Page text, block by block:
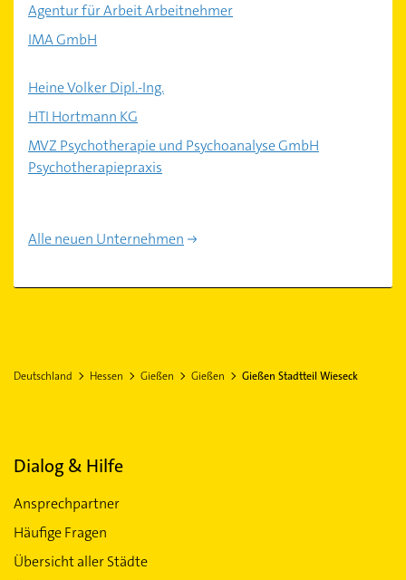
Agentur für Arbeit Arbeitnehmer
IMA GmbH
Heine Volker Dipl.-Ing.
HTI Hortmann KG
MVZ Psychotherapie und Psychoanalyse GmbH
Psychotherapiepraxis
Alle neuen Unternehmen
Deutschland Hessen Gießen Gießen Gießen Stadtteil Wieseck
Dialog & Hilfe
Ansprechpartner
Häufige Fragen
Übersicht aller Städte